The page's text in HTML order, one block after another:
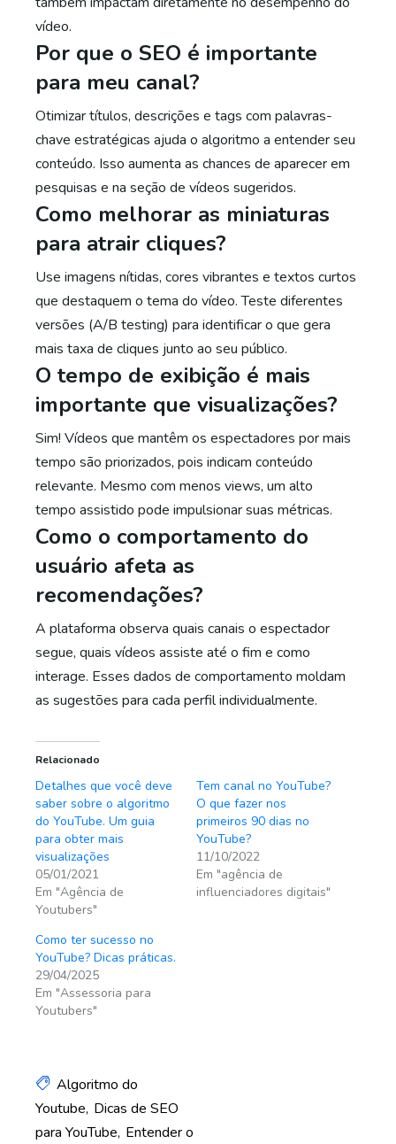
vídeo.
Por que o SEO é importante
para meu canal?
Otimizar títulos, descrições e tags com palavras-
chave estratégicas ajuda o algoritmo a entender seu
conteúdo. Isso aumenta as chances de aparecer em
pesquisas e na seção de vídeos sugeridos.
Como melhorar as miniaturas
para atrair cliques?
Use imagens nítidas, cores vibrantes e textos curtos
que destaquem o tema do vídeo. Teste diferentes
versões (A/B testing) para identificar o que gera
mais taxa de cliques junto ao seu público.
O tempo de exibição é mais
importante que visualizações?
Sim! Vídeos que mantêm os espectadores por mais
tempo são priorizados, pois indicam conteúdo
relevante. Mesmo com menos views, um alto
tempo assistido pode impulsionar suas métricas.
Como o comportamento do
usuário afeta as
recomendações?
A plataforma observa quais canais o espectador
segue, quais vídeos assiste até o fim e como
interage. Esses dados de comportamento moldam
as sugestões para cada perfil individualmente.
Relacionado
Detalhes que você deve
saber sobre o algoritmo
do YouTube. Um guia
para obter mais
visualizações
05/01/2021
Em "Agência de
Youtubers"
Tem canal no YouTube?
O que fazer nos
primeiros 90 dias no
YouTube?
11/10/2022
Em "agência de
influenciadores digitais"
Como ter sucesso no
YouTube? Dicas práticas.
29/04/2025
Em "Assessoria para
Youtubers"
Algoritmo do
Youtube Dicas de SEO
para YouTube Entender o